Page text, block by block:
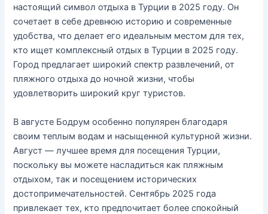
настоящий символ отдыха в Турции в 2025 году. Он
сочетает в себе древнюю историю и современные
удобства, что делает его идеальным местом для тех,
кто ищет комплексный отдых в Турции в 2025 году.
Город предлагает широкий спектр развлечений, от
пляжного отдыха до ночной жизни, чтобы
удовлетворить широкий круг туристов.
В августе Бодрум особенно популярен благодаря
своим теплым водам и насыщенной культурной жизни.
Август — лучшее время для посещения Турции,
поскольку вы можете насладиться как пляжным
отдыхом, так и посещением исторических
достопримечательностей. Сентябрь 2025 года
привлекает тех, кто предпочитает более спокойный